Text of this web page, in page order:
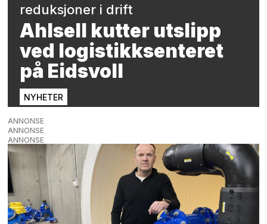
reduksjoner i drift
Ahlsell kutter utslipp
ved logistikksenteret
på Eidsvoll
NYHETER
ANNONSE
ANNONSE
ANNONSE